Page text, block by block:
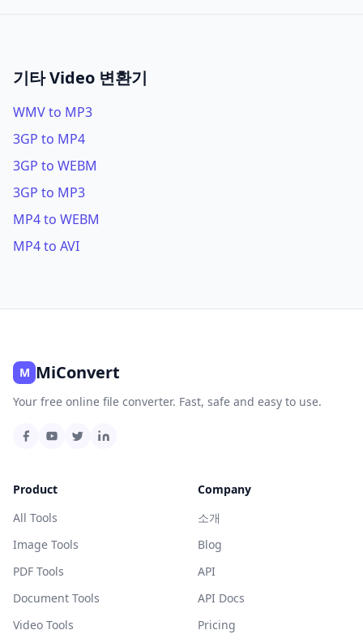
기타 Video 변환기
WMV to MP3
3GP to MP4
3GP to WEBM
3GP to MP3
MP4 to WEBM
MP4 to AVI
M MiConvert
Your free online file converter. Fast, safe and easy to use.
Product
All Tools
Image Tools
PDF Tools
Document Tools
Video Tools
Company
소개
Blog
API
API Docs
Pricing